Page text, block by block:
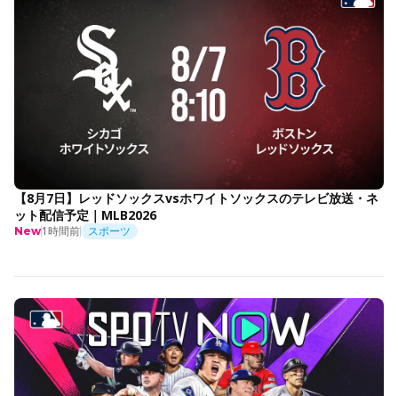
【8月7日】レッドソックスvsホワイトソックスのテレビ放送・ネ
ット配信予定｜MLB2026
New1時間前 スポーツ